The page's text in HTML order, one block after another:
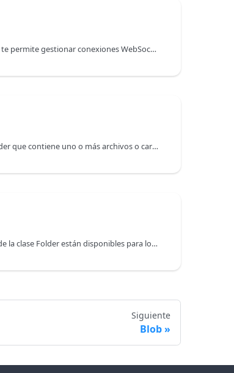
La API de la clase WebSocketConnection te permite gestionar conexiones WebSocket, una vez establecidas usando la clase WebSocketServer.
Un archivo ZIP 4D es un objeto File o Folder que contiene uno o más archivos o carpetas, que se comprimen para ser más pequeños que su tamaño original. Estos archivos se crean con una extensión ".zip" y pueden utilizarse para ahorrar espacio en el disco o transferir archivos a través de medios que pueden tener limitaciones de tamaño (por ejemplo, el correo electrónico o la red).
Las propiedades y funciones siguientes de la clase Folder están disponibles para los objetos ZIPFolder:
Siguiente
Blob